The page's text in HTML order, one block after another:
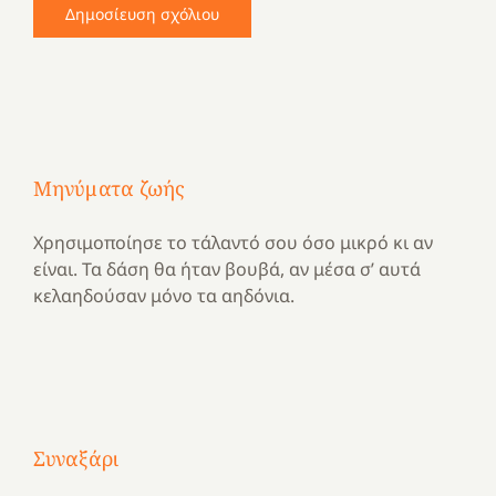
Μηνύματα ζωής
Χρησιμοποίησε το τάλαντό σου όσο μικρό κι αν
είναι. Τα δάση θα ήταν βουβά, αν μέσα σ’ αυτά
κελαηδούσαν μόνο τα αηδόνια.
Συναξάρι
Μια
και
Κατασκηνωτικές